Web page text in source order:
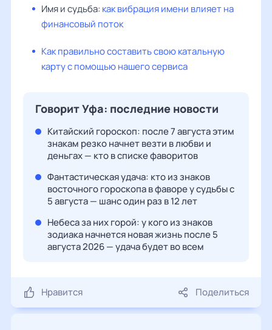
Имя и судьба: как вибрация имени влияет на
финансовый поток
Как правильно составить свою катальную
карту с помощью нашего сервиса
Говорит Уфа: последние новости
Китайский гороскоп: после 7 августа этим
знакам резко начнет везти в любви и
деньгах — кто в списке фаворитов
Фантастическая удача: кто из знаков
восточного гороскопа в фаворе у судьбы с
5 августа — шанс один раз в 12 лет
Небеса за них горой: у кого из знаков
зодиака начнется новая жизнь после 5
августа 2026 — удача будет во всем
Нравится Поделиться